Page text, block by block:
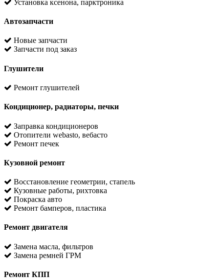
Установка ксенона, парктроника
Автозапчасти
Новые запчасти
Запчасти под заказ
Глушители
Ремонт глушителей
Кондиционер, радиаторы, печки
Заправка кондиционеров
Отопители webasto, вебасто
Ремонт печек
Кузовной ремонт
Восстановление геометрии, стапель
Кузовные работы, рихтовка
Покраска авто
Ремонт бамперов, пластика
Ремонт двигателя
Замена масла, фильтров
Замена ремней ГРМ
Ремонт КПП